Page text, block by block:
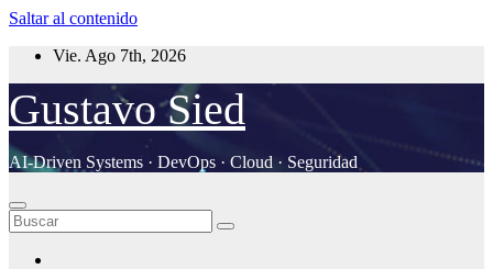
Saltar al contenido
Vie. Ago 7th, 2026
Gustavo Sied
AI-Driven Systems · DevOps · Cloud · Seguridad